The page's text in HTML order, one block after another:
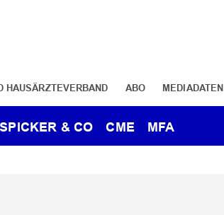
HAUSÄRZTEVERBAND ABO MEDIADATEN
SPICKER & CO CME MFA